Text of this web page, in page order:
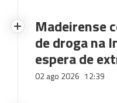
Madeirense
de droga na
espera de
02 ago 2026 12:39